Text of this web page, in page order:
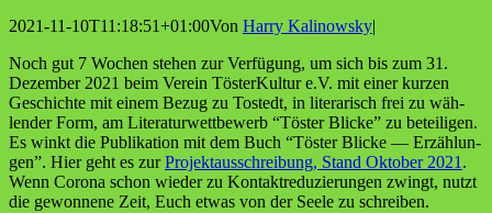
2021-11-10T11:18:51+01:00Von Harry Kalinowsky|
Noch gut 7 Wochen ste­hen zur Ver­fü­gung, um sich bis zum 31.
Dezem­ber 2021 beim Ver­ein Tös­ter­Kul­tur e.V. mit einer kur­zen
Geschich­te mit einem Bezug zu Tostedt, in lite­ra­risch frei zu wäh­
len­der Form, am Lite­ra­tur­wett­be­werb “Tös­ter Bli­cke” zu betei­li­gen.
Es winkt die Publi­ka­ti­on mit dem Buch “Tös­ter Bli­cke — Erzäh­lun­
gen”. Hier geht es zurPro­jekt­aus­schrei­bung, Stand Okto­ber 2021.
Wenn Coro­na schon wie­der zu Kon­takt­re­du­zie­run­gen zwingt, nutzt
die gewon­ne­ne Zeit, Euch etwas von der See­le zu schreiben.